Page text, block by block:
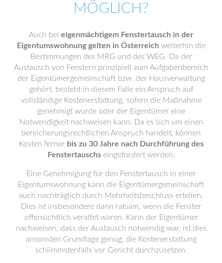
MÖGLICH?
Auch bei eigenmächtigem Fenstertausch in der
Eigentumswohnung gelten in Österreich weiterhin die
Bestimmungen des MRG und des WEG. Da der
Austausch von Fenstern prinzipiell zum Aufgabenbereich
der Eigentümergemeinschaft bzw. der Hausverwaltung
gehört, besteht in diesem Falle ein Anspruch auf
vollständige Kostenerstattung, sofern die Maßnahme
genehmigt wurde oder der Eigentümer eine
Notwendigkeit nachweisen kann. Da es sich um einen
bereicherungsrechtlichen Anspruch handelt, können
Kosten ferner bis zu 30 Jahre nach Durchführung des
Fenstertauschseingefordert werden.
Eine Genehmigung für den Fenstertausch in einer
Eigentumswohnung kann die Eigentümergemeinschaft
auch nachträglich durch Mehrheitsbeschluss erteilen.
Dies ist insbesondere dann ratsam, wenn die Fenster
offensichtlich veraltet waren. Kann der Eigentümer
nachweisen, dass der Austausch notwendig war, ist dies
ansonsten Grundlage genug, die Kostenerstattung
schlimmstenfalls vor Gericht durchzusetzen.